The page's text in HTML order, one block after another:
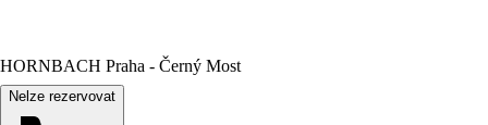
HORNBACH Praha - Černý Most
Nelze rezervovat